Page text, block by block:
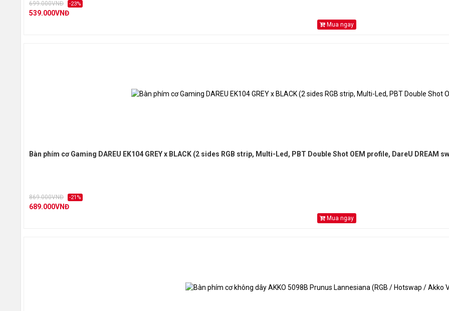
699.000VNĐ -23%
539.000VNĐ
Mua ngay
Bàn phím cơ Gaming DAREU EK104 GREY x BLACK (2 sides RGB strip, Multi-Led, PBT Double Shot OEM profile, DareU DREAM
869.000VNĐ -21%
689.000VNĐ
Mua ngay